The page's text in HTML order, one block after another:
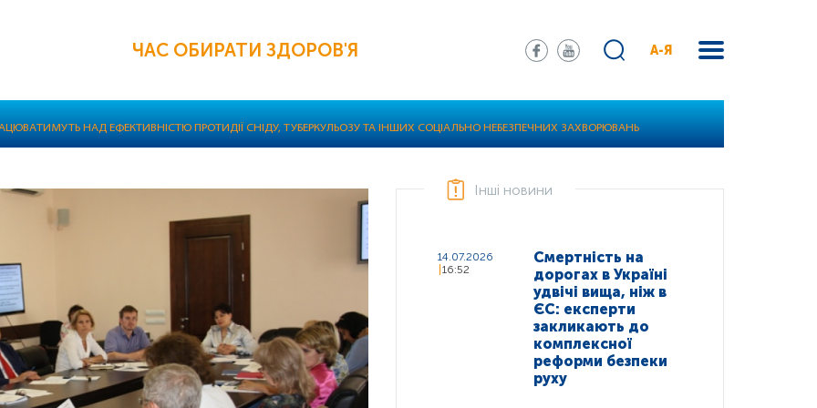
ЧАС ОБИРАТИ ЗДОРОВ'Я А-Я
НАД ЕФЕКТИВНІСТЮ ПРОТИДІЇ СНІДУ, ТУБЕРКУЛЬОЗУ ТА ІНШИХ СОЦІАЛЬНО НЕБЕЗПЕЧНИХ ЗАХВОРЮВАНЬ
Інші новини
14.07.2026
16:52
Смертність на
дорогах в Україні
удвічі вища, ніж в
ЄС: експерти
закликають до
комплексної
реформи безпеки
руху